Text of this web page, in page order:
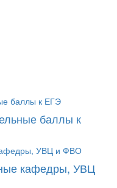
баллы к
кафедры, УВЦ